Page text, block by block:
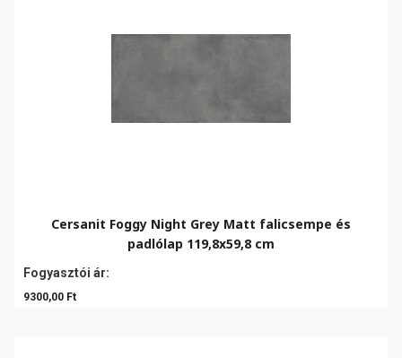
Cersanit Foggy Night Grey Matt falicsempe és
padlólap 119,8x59,8 cm
Fogyasztói ár:
9300,00 Ft